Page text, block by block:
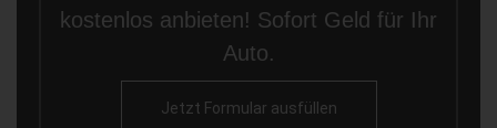
kostenlos anbieten! Sofort Geld für Ihr
Auto.
Jetzt Formular ausfüllen